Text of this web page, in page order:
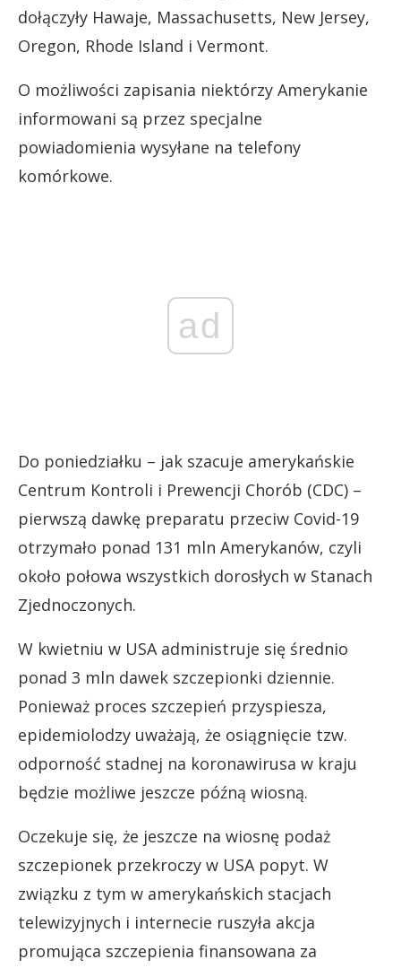
dołączyły Hawaje, Massachusetts, New Jersey,
Oregon, Rhode Island i Vermont.
O możliwości zapisania niektórzy Amerykanie
informowani są przez specjalne
powiadomienia wysyłane na telefony
komórkowe.
ad
Do poniedziałku – jak szacuje amerykańskie
Centrum Kontroli i Prewencji Chorób (CDC) –
pierwszą dawkę preparatu przeciw Covid-19
otrzymało ponad 131 mln Amerykanów, czyli
około połowa wszystkich dorosłych w Stanach
Zjednoczonych.
W kwietniu w USA administruje się średnio
ponad 3 mln dawek szczepionki dziennie.
Ponieważ proces szczepień przyspiesza,
epidemiolodzy uważają, że osiągnięcie tzw.
odporność stadnej na koronawirusa w kraju
będzie możliwe jeszcze późną wiosną.
Oczekuje się, że jeszcze na wiosnę podaż
szczepionek przekroczy w USA popyt. W
związku z tym w amerykańskich stacjach
telewizyjnych i internecie ruszyła akcja
promująca szczepienia finansowana za